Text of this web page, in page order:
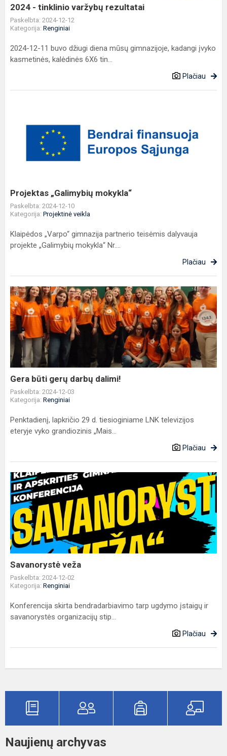
2024 - tinklinio varžybų rezultatai
Paskelbta: 2024-12-12
Kategorija: Renginiai
2024-12-11 buvo džiugi diena mūsų gimnazijoje, kadangi įvyko
kasmetinės, kalėdinės 6X6 tin...
Plačiau
Projektas „Galimybių mokykla“
Paskelbta: 2024-12-10
Kategorija: Projektinė veikla
Klaipėdos „Varpo“ gimnazija partnerio teisėmis dalyvauja
projekte „Galimybių mokykla“ Nr....
Plačiau
Gera
būti
gerų
darbų
dalimi!
Gera būti gerų darbų dalimi!
Paskelbta: 2024-12-03
Kategorija: Renginiai
Penktadienį, lapkričio 29 d. tiesioginiame LNK televizijos
eteryje vyko grandiozinis „Mais...
Plačiau
Savanorystė
veža
Savanorystė veža
Paskelbta: 2024-12-02
Kategorija: Renginiai
Konferencija skirta bendradarbiavimo tarp ugdymo įstaigų ir
savanorystės organizacijų stip...
Plačiau
Naujienų archyvas